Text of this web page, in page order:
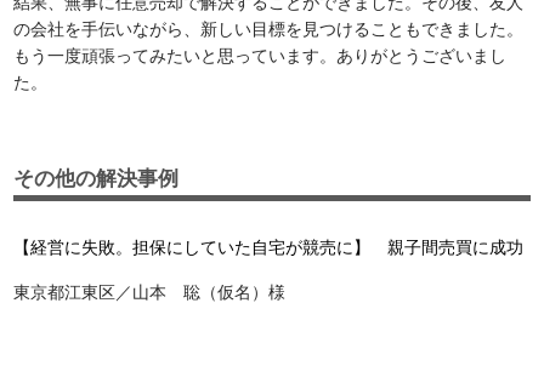
の会社を手伝いながら、新しい目標を見つけることもできました。
もう一度頑張ってみたいと思っています。ありがとうございまし
た。
その他の解決事例
【経営に失敗。担保にしていた自宅が競売に】 親子間売買に成功
東京都江東区／山本 聡（仮名）様